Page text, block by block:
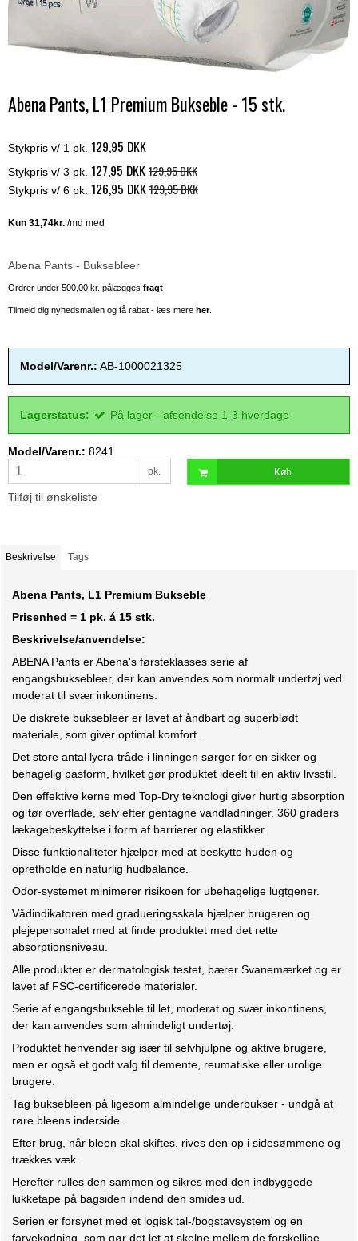
Abena Pants, L1 Premium Bukseble - 15 stk.
Stykpris v/ 1 pk. 129,95 DKK
Stykpris v/ 3 pk. 127,95 DKK129,95 DKK
Stykpris v/ 6 pk. 126,95 DKK129,95 DKK
Abena Pants - Buksebleer
Ordrer under 500,00 kr. pålægges fragt
Tilmeld dig nyhedsmailen og få rabat - læs mere her.
Model/Varenr.: AB-1000021325
Lagerstatus: På lager - afsendelse 1-3 hverdage
Model/Varenr.: 8241
pk. Køb
Tilføj til ønskeliste
Beskrivelse Tags
Abena Pants, L1 Premium Bukseble
Prisenhed = 1 pk. á 15 stk.
Beskrivelse/anvendelse:
ABENA Pants er Abena's førsteklasses serie af
engangsbuksebleer, der kan anvendes som normalt undertøj ved
moderat til svær inkontinens.
De diskrete buksebleer er lavet af åndbart og superblødt
materiale, som giver optimal komfort.
Det store antal lycra-tråde i linningen sørger for en sikker og
behagelig pasform, hvilket gør produktet ideelt til en aktiv livsstil.
Den effektive kerne med Top-Dry teknologi giver hurtig absorption
og tør overflade, selv efter gentagne vandladninger. 360 graders
lækagebeskyttelse i form af barrierer og elastikker.
Disse funktionaliteter hjælper med at beskytte huden og
opretholde en naturlig hudbalance.
Odor-systemet minimerer risikoen for ubehagelige lugtgener.
Vådindikatoren med gradueringsskala hjælper brugeren og
plejepersonalet med at finde produktet med det rette
absorptionsniveau.
Alle produkter er dermatologisk testet, bærer Svanemærket og er
lavet af FSC-certificerede materialer.
Serie af engangsbukseble til let, moderat og svær inkontinens,
der kan anvendes som almindeligt undertøj.
Produktet henvender sig især til selvhjulpne og aktive brugere,
men er også et godt valg til demente, reumatiske eller urolige
brugere.
Tag buksebleen på ligesom almindelige underbukser - undgå at
røre bleens inderside.
Efter brug, når bleen skal skiftes, rives den op i sidesømmene og
trækkes væk.
Herefter rulles den sammen og sikres med den indbyggede
lukketape på bagsiden indend den smides ud.
Serien er forsynet med et logisk tal-/bogstavsystem og en
farvekodning, som gør det let at skelne mellem de forskellige